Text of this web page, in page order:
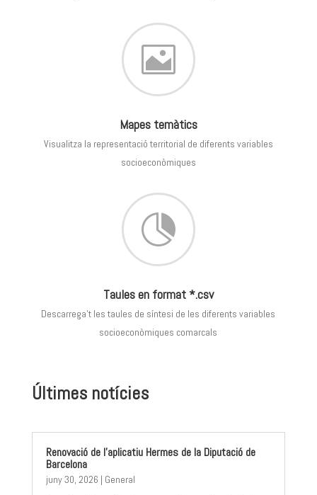

Mapes temàtics
Visualitza la representació territorial de diferents variables
socioeconòmiques

Taules en format *.csv
Descarrega’t les taules de síntesi de les diferents variables
socioeconòmiques comarcals
Últimes notícies
Renovació de l’aplicatiu Hermes de la Diputació de
Barcelona
juny 30, 2026 | General